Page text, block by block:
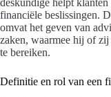
financiële beslissingen.
omvat het geven van
zaken, waarmee hij of
te bereiken.
Definitie en rol van een